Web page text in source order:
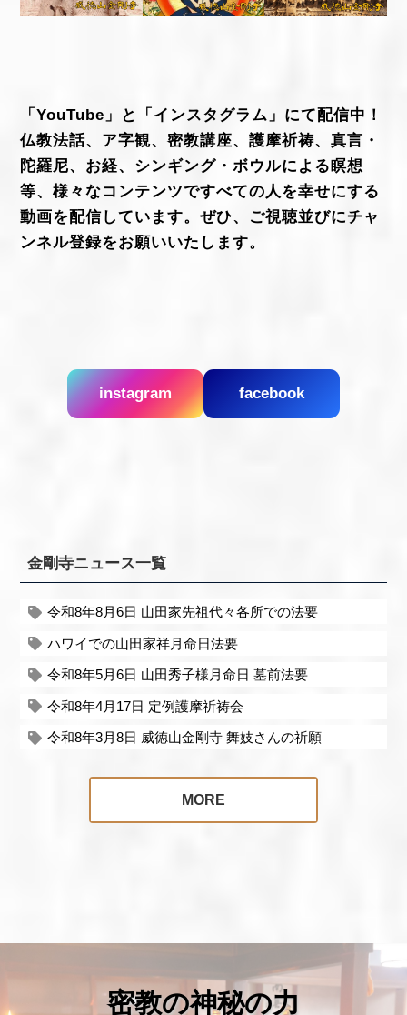
「YouTube」と「インスタグラム」にて配信中！
仏教法話、ア字観、密教講座、護摩祈祷、真言・
陀羅尼、お経、シンギング・ボウルによる瞑想
等、様々なコンテンツですべての人を幸せにする
動画を配信しています。ぜひ、ご視聴並びにチャ
ンネル登録をお願いいたします。
instagram facebook
金剛寺ニュース一覧
令和8年8月6日 山田家先祖代々各所での法要
ハワイでの山田家祥月命日法要
令和8年5月6日 山田秀子様月命日 墓前法要
令和8年4月17日 定例護摩祈祷会
令和8年3月8日 威徳山金剛寺 舞妓さんの祈願
MORE
密教の神秘の力